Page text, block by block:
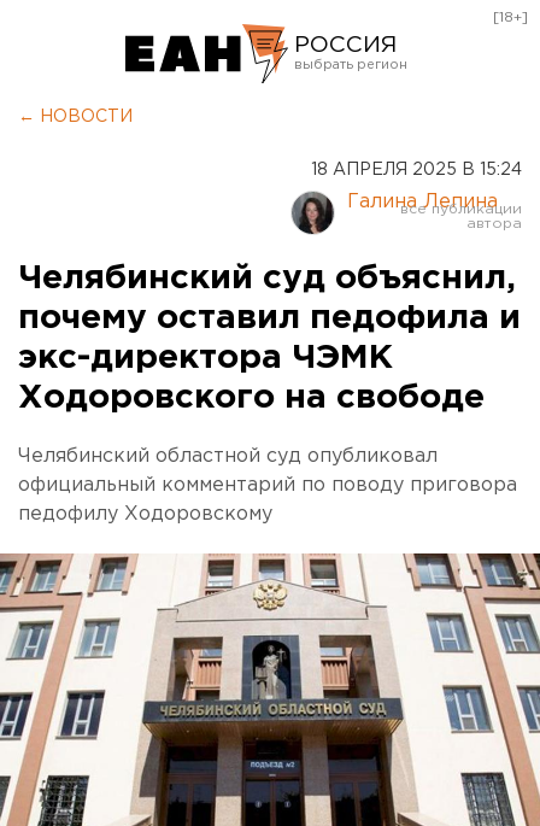
РОССИЯ
Курган
Оренбург
[18+]
← НОВОСТИ
18 АПРЕЛЯ 2025 В 15:24
Галина Лепина
Челябинский суд объяснил,
почему оставил педофила и
экс-директора ЧЭМК
Ходоровского на свободе
Челябинский областной суд опубликовал
официальный комментарий по поводу приговора
педофилу Ходоровскому